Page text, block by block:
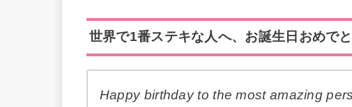
世界で1番ステキな人へ、お誕生日おめでと
Happy birthday to the most amazing